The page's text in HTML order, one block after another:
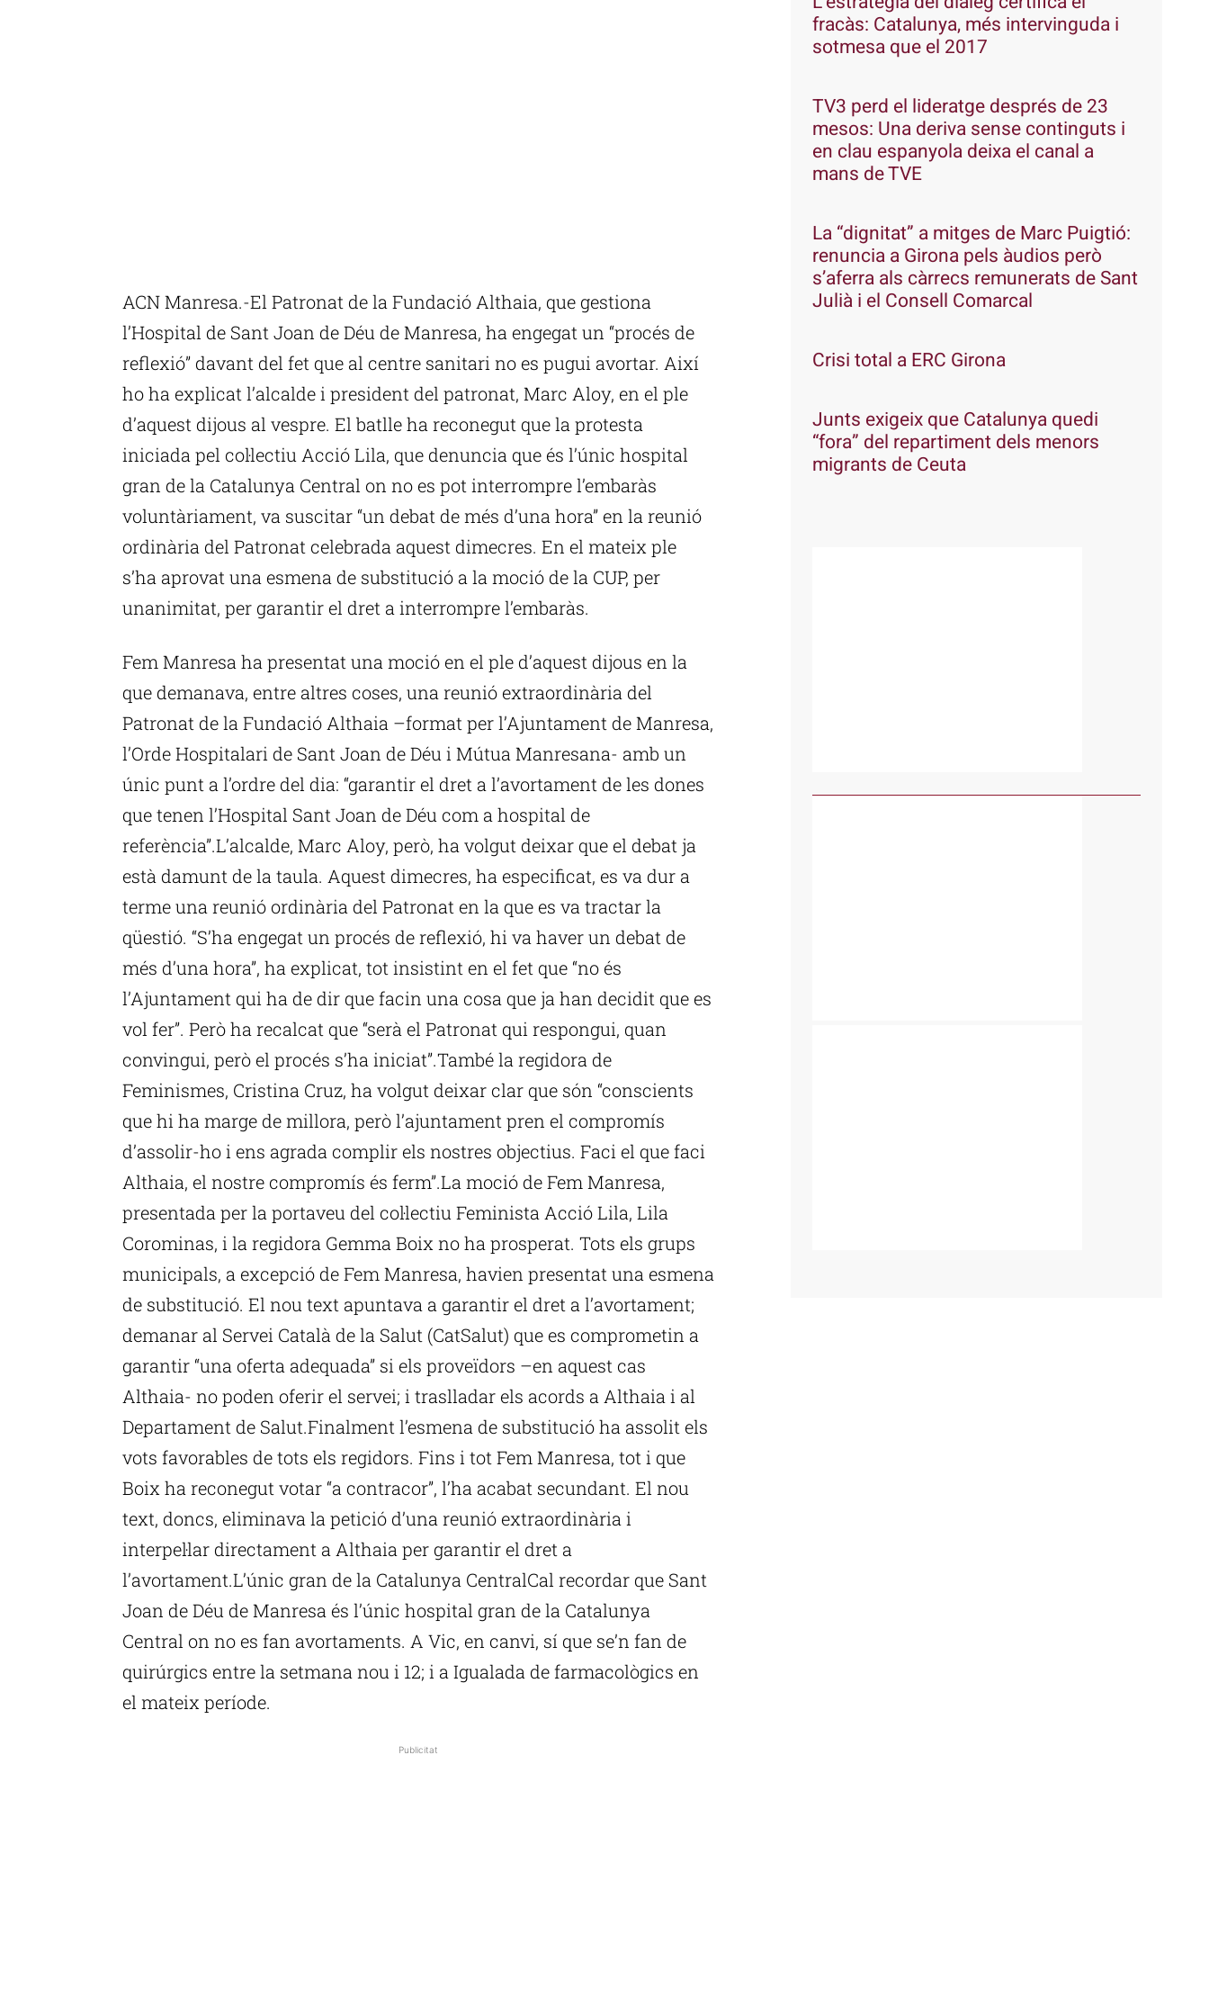
ACN Manresa.-El Patronat de la Fundació Althaia, que gestiona
l’Hospital de Sant Joan de Déu de Manresa, ha engegat un “procés de
reflexió” davant del fet que al centre sanitari no es pugui avortar. Així
ho ha explicat l’alcalde i president del patronat, Marc Aloy, en el ple
d’aquest dijous al vespre. El batlle ha reconegut que la protesta
iniciada pel col·lectiu Acció Lila, que denuncia que és l’únic hospital
gran de la Catalunya Central on no es pot interrompre l’embaràs
voluntàriament, va suscitar “un debat de més d’una hora” en la reunió
ordinària del Patronat celebrada aquest dimecres. En el mateix ple
s’ha aprovat una esmena de substitució a la moció de la CUP, per
unanimitat, per garantir el dret a interrompre l’embaràs.
Fem Manresa ha presentat una moció en el ple d’aquest dijous en la
que demanava, entre altres coses, una reunió extraordinària del
Patronat de la Fundació Althaia –format per l’Ajuntament de Manresa,
l’Orde Hospitalari de Sant Joan de Déu i Mútua Manresana- amb un
únic punt a l’ordre del dia: “garantir el dret a l’avortament de les dones
que tenen l’Hospital Sant Joan de Déu com a hospital de
referència”.L’alcalde, Marc Aloy, però, ha volgut deixar que el debat ja
està damunt de la taula. Aquest dimecres, ha especificat, es va dur a
terme una reunió ordinària del Patronat en la que es va tractar la
qüestió. “S’ha engegat un procés de reflexió, hi va haver un debat de
més d’una hora”, ha explicat, tot insistint en el fet que “no és
l’Ajuntament qui ha de dir que facin una cosa que ja han decidit que es
vol fer”. Però ha recalcat que “serà el Patronat qui respongui, quan
convingui, però el procés s’ha iniciat”.També la regidora de
Feminismes, Cristina Cruz, ha volgut deixar clar que són “conscients
que hi ha marge de millora, però l’ajuntament pren el compromís
d’assolir-ho i ens agrada complir els nostres objectius. Faci el que faci
Althaia, el nostre compromís és ferm”.La moció de Fem Manresa,
presentada per la portaveu del col·lectiu Feminista Acció Lila, Lila
Corominas, i la regidora Gemma Boix no ha prosperat. Tots els grups
municipals, a excepció de Fem Manresa, havien presentat una esmena
de substitució. El nou text apuntava a garantir el dret a l’avortament;
demanar al Servei Català de la Salut (CatSalut) que es comprometin a
garantir “una oferta adequada” si els proveïdors –en aquest cas
Althaia- no poden oferir el servei; i traslladar els acords a Althaia i al
Departament de Salut.Finalment l’esmena de substitució ha assolit els
vots favorables de tots els regidors. Fins i tot Fem Manresa, tot i que
Boix ha reconegut votar “a contracor”, l’ha acabat secundant. El nou
text, doncs, eliminava la petició d’una reunió extraordinària i
interpel·lar directament a Althaia per garantir el dret a
l’avortament.L’únic gran de la Catalunya CentralCal recordar que Sant
Joan de Déu de Manresa és l’únic hospital gran de la Catalunya
Central on no es fan avortaments. A Vic, en canvi, sí que se’n fan de
quirúrgics entre la setmana nou i 12; i a Igualada de farmacològics en
el mateix període.
Publicitat
fracàs: Catalunya, més intervinguda i
sotmesa que el 2017
TV3 perd el lideratge després de 23
mesos: Una deriva sense continguts i
en clau espanyola deixa el canal a
mans de TVE
La “dignitat” a mitges de Marc Puigtió:
renuncia a Girona pels àudios però
s’aferra als càrrecs remunerats de Sant
Julià i el Consell Comarcal
Crisi total a ERC Girona
Junts exigeix que Catalunya quedi
“fora” del repartiment dels menors
migrants de Ceuta